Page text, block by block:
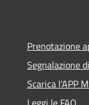
Prenotazione
Segnalazione
Scarica l'APP